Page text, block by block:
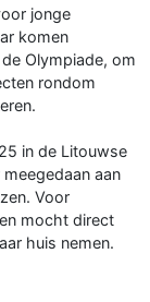
jonge
komen
Olympiade, om
rondom
in de Litouwse
aan
Voor
mocht direct
huis nemen.